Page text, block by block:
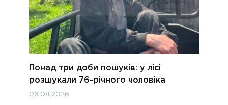
Понад три доби пошуків: у лісі
розшукали 76-річного чоловіка
06.08.2026